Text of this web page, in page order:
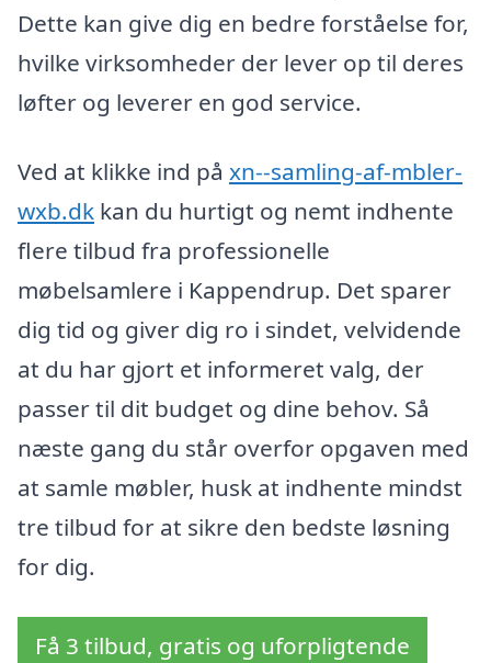
Dette kan give dig en bedre forståelse for,
hvilke virksomheder der lever op til deres
løfter og leverer en god service.
Ved at klikke ind på xn--samling-af-mbler-
wxb.dk kan du hurtigt og nemt indhente
flere tilbud fra professionelle
møbelsamlere i Kappendrup. Det sparer
dig tid og giver dig ro i sindet, velvidende
at du har gjort et informeret valg, der
passer til dit budget og dine behov. Så
næste gang du står overfor opgaven med
at samle møbler, husk at indhente mindst
tre tilbud for at sikre den bedste løsning
for dig.
Få 3 tilbud, gratis og uforpligtende